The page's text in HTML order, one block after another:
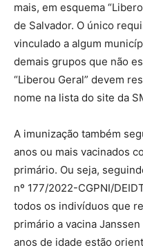
mais, em esquema
de Salvador. O único
vinculado a algum
demais grupos que não
“Liberou Geral” devem
nome na lista do site da
A imunização também
anos ou mais vacinados
primário. Ou seja,
nº 177/2022-CGPNI/
todos os indivíduos que
primário a vacina
anos de idade estão